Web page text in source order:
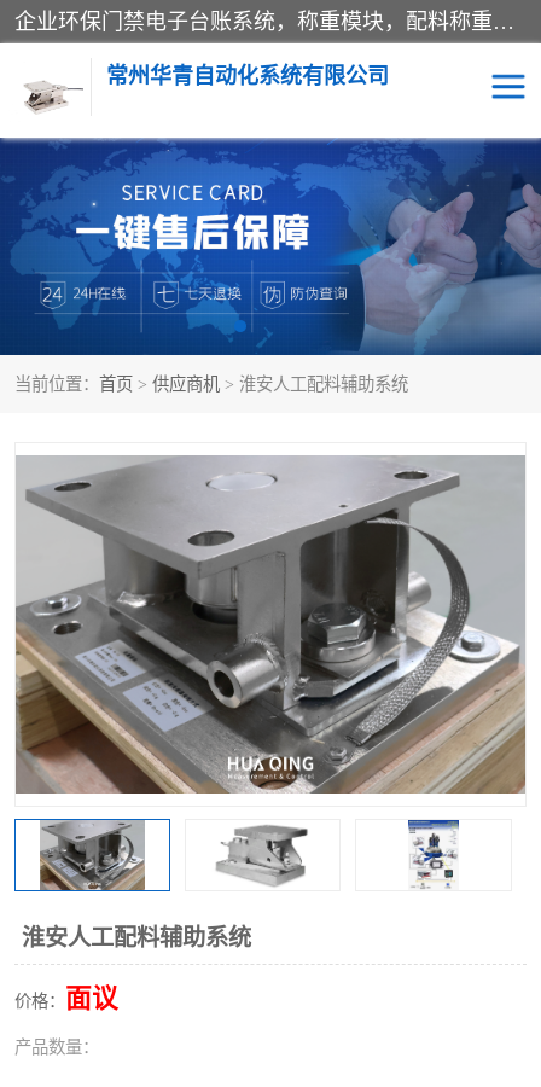
企业环保门禁电子台账系统，称重模块，配料称重系统,称重模块厂家,地磅称重系统,检重秤厂家 常州华青自动化主营：称重模块、无人值守称重系统、配料称重系统、地磅称重系统、检重秤、托利多称重模块等产品。各种称重软件，移动源环保门禁电子台账系统软件。 常州华青自动化系统有限公司7*24的电话支持服务、项目现场开发服务、新功能定制研发服务，产品培训、远程维护，现场安装调试工程等。
常州华青自动化系统有限公司
当前位置： 首页 > 供应商机 > 淮安人工配料辅助系统
淮安人工配料辅助系统
价格： 面议
产品数量：
称重模块 称重仪表
手工配料系统 屠宰管理软件
自动化配料系统 称重贴标机
屠宰轨道秤 检重秤
系统